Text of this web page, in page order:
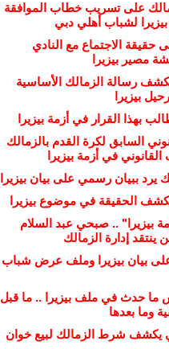
على تسريب خطاب الموافقة
لشباب أهلي دبي
حقيقة الاجتماع مع النادي
مصير بيزيرا
رسالة الزمالك الأساسية
بيزيرا
بهذا القرار في أزمة بيزيرا
السابق لكرة القدم بالزمالك
في أزمة بيزيرا
يرد ببيان رسمي على بيان بيزيرا
الحقيقة في موضوع بيزيرا
بيزيرا" .. صبحي عبد السلام
إدارة الزمالك
على بيان بيزيرا وملف عرض شباب
حدث في ملف بيزيرا .. ما قبل
وما بعدها
يكشف شرط الزمالك لبيع خوان